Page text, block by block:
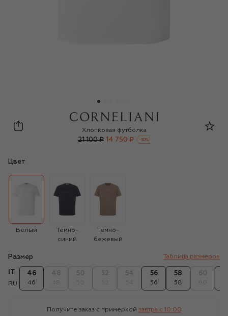
Corneliani
Хлопковая футболка
21 100 ₽ 14 750 ₽ -30%
Цвет
Белый
Темно-
синий
Темно-
бежевый
Размер Таблица размеров
RU
46
46
56
56
58
58
Получите заказ с примеркой завтра c 10:00